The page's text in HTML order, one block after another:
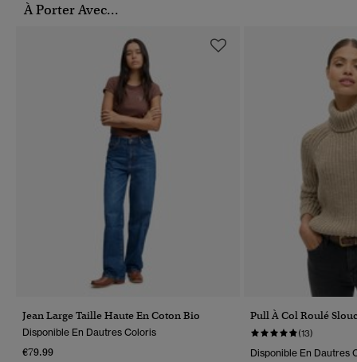
À Porter Avec...
Jean Large Taille Haute En Coton Bio
Disponible En Dautres Coloris
€79.99
Pull À Col Roulé
(13)
Disponible En Dautres